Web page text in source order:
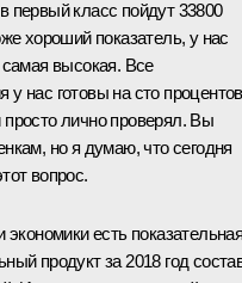
класс пойдут 33800
хороший показатель, у нас
высокая. Все
нас готовы на сто
лично проверял. Вы
но я думаю, что сегодня
вопрос.
есть
продукт за 2018 год